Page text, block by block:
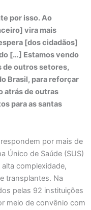
por isso. Ao
vira mais
[dos cidadãos]
[…] Estamos vendo
de outros setores,
Brasil, para reforçar
atrás de outras
para as santas
por mais de
Único de Saúde (SUS)
complexidade,
transplantes. Na
pelas 92 instituições
meio de convênio com